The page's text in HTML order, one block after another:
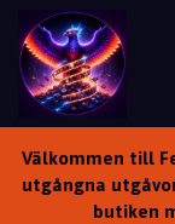
Välkommen till
utgångna
butiken